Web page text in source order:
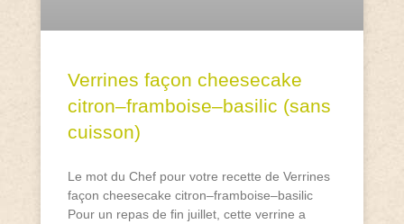
Verrines façon cheesecake
citron–framboise–basilic (sans
cuisson)
Le mot du Chef pour votre recette de Verrines
façon cheesecake citron–framboise–basilic
Pour un repas de fin juillet, cette verrine a